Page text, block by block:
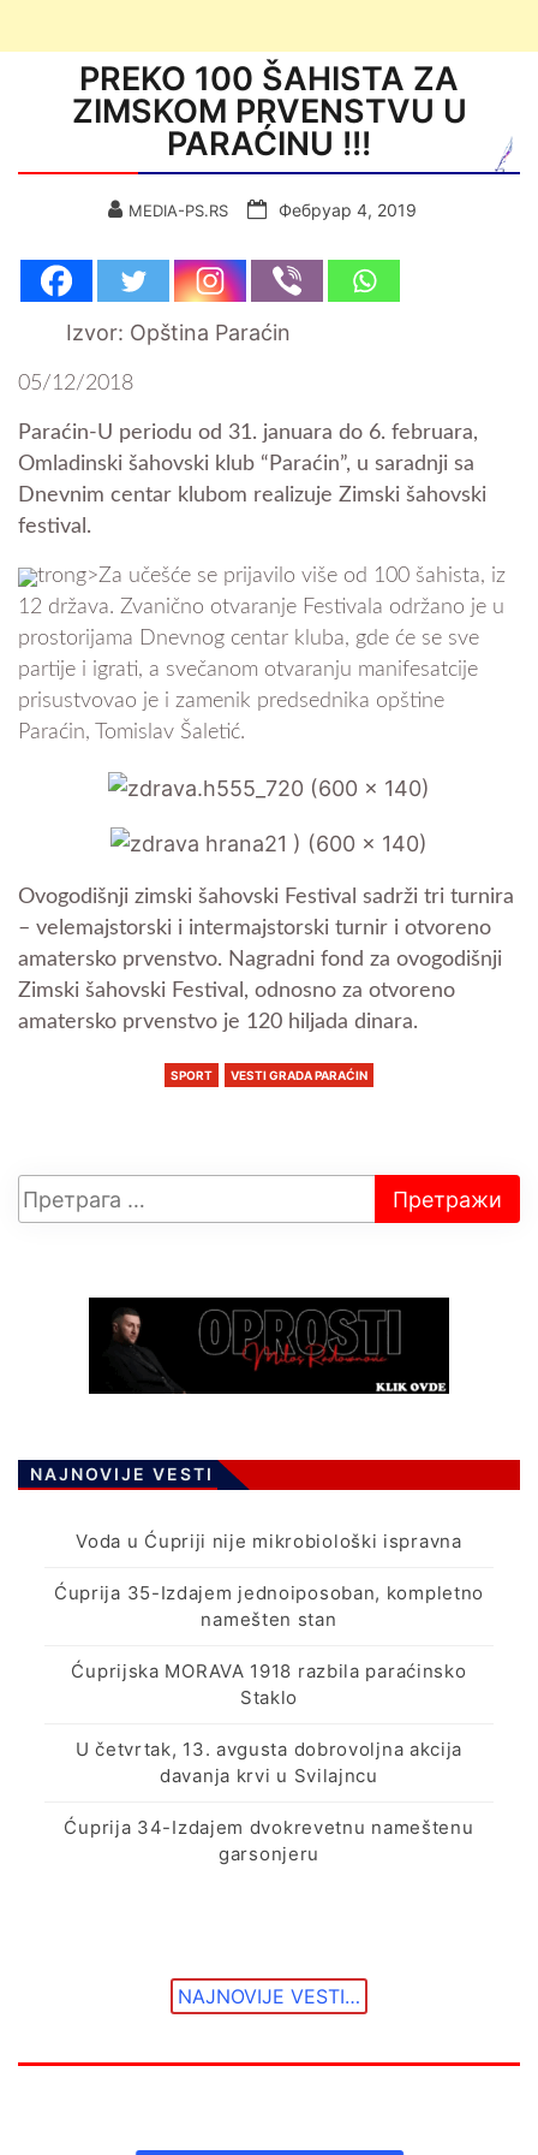
PREKO 100 ŠAHISTA ZA
ZIMSKOM PRVENSTVU U
PARAĆINU !!!
MEDIA-PS.RS Фебруар 4, 2019
Izvor: Opština Paraćin
05/12/2018
Paraćin-U periodu od 31. januara do 6. februara,
Omladinski šahovski klub “Paraćin”, u saradnji sa
Dnevnim centar klubom realizuje Zimski šahovski
festival.
trong>Za učešće se prijavilo više od 100 šahista, iz
12 država. Zvanično otvaranje Festivala održano je u
prostorijama Dnevnog centar kluba, gde će se sve
partije i igrati, a svečanom otvaranju manifesatcije
prisustvovao je i zamenik predsednika opštine
Paraćin, Tomislav Šaletić.
Ovogodišnji zimski šahovski Festival sadrži tri turnira
– velemajstorski i intermajstorski turnir i otvoreno
amatersko prvenstvo. Nagradni fond za ovogodišnji
Zimski šahovski Festival, odnosno za otvoreno
amatersko prvenstvo je 120 hiljada dinara.
SPORT VESTI GRADA PARAĆIN
NAJNOVIJE VESTI
Voda u Ćupriji nije mikrobiološki ispravna
Ćuprija 35-Izdajem jednoiposoban, kompletno
namešten stan
Ćuprijska MORAVA 1918 razbila paraćinsko
Staklo
U četvrtak, 13. avgusta dobrovoljna akcija
davanja krvi u Svilajncu
Ćuprija 34-Izdajem dvokrevetnu nameštenu
garsonjeru
NAJNOVIJE VESTI…